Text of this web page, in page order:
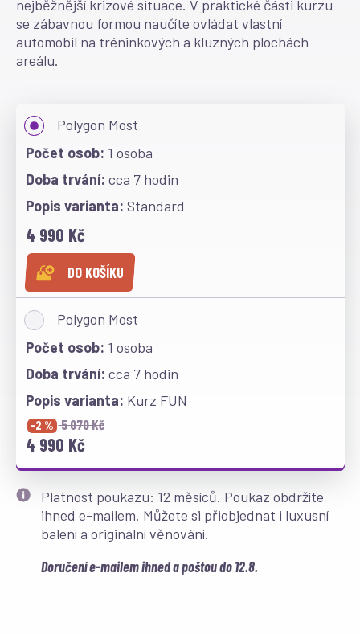
nejběžnější krizové situace. V praktické části kurzu
se zábavnou formou naučíte ovládat vlastní
automobil na tréninkových a kluzných plochách
areálu.
Polygon Most
1 osoba
cca 7 hodin
Standard
4 990 Kč
DO KOŠÍKU
Polygon Most
1 osoba
cca 7 hodin
Kurz FUN
-2 % 5 070 Kč
4 990 Kč
Platnost poukazu: 12 měsíců. Poukaz obdržíte
ihned e-mailem. Můžete si přiobjednat i luxusní
balení a originální věnování.
Doručení e-mailem ihned a poštou do 12.8.